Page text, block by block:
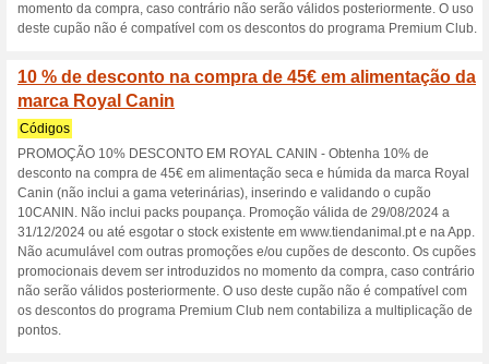
quilos grátis Royal Canin,
Veterinary Diet, Dingo,
Acana, Orijen, Dibaq,
Science Plan e Hills
Preço. Promoção válida de
e na App. Não acumulável
promocionais devem ser